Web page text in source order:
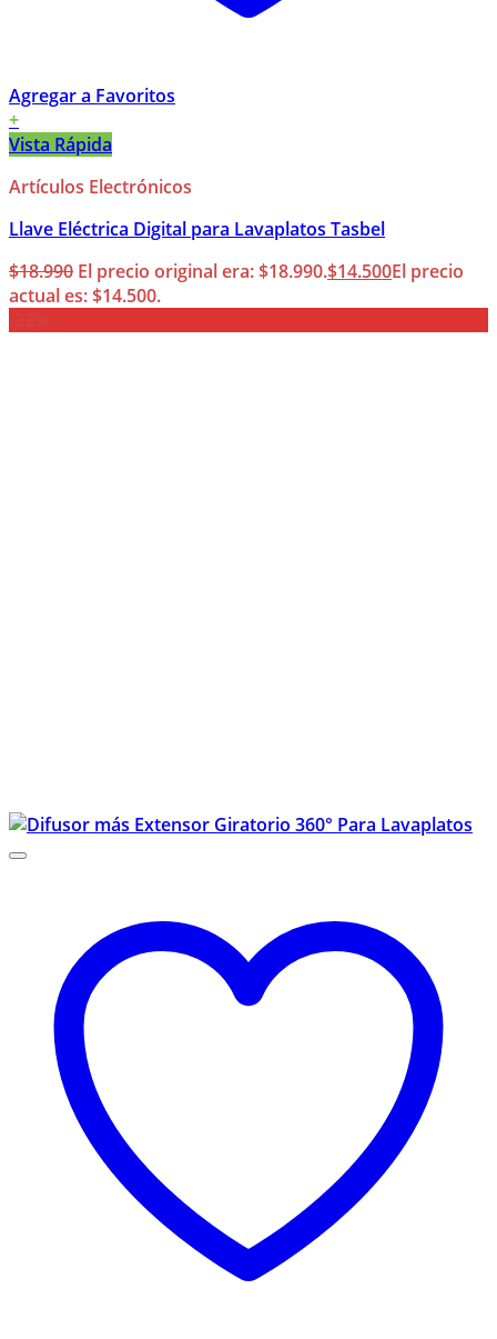
Agregar a Favoritos
+
Vista Rápida
Artículos Electrónicos
Llave Eléctrica Digital para Lavaplatos Tasbel
$18.990 El precio original era: $18.990.$14.500El precio
actual es: $14.500.